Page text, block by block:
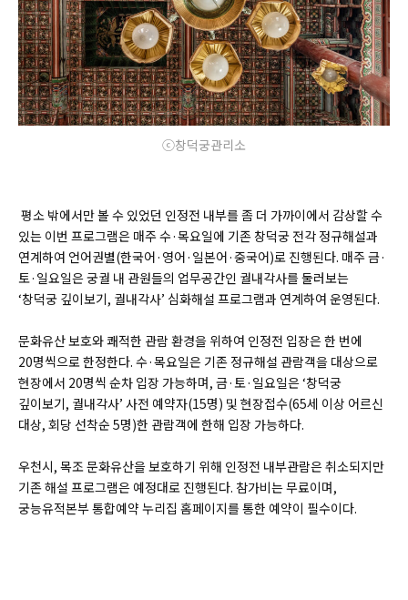
ⓒ창덕궁관리소
평소 밖에서만 볼 수 있었던 인정전 내부를 좀 더 가까이에서 감상할 수
있는 이번 프로그램은 매주 수·목요일에 기존 창덕궁 전각 정규해설과
연계하여 언어권별(한국어·영어·일본어·중국어)로 진행된다. 매주 금·
토·일요일은 궁궐 내 관원들의 업무공간인 궐내각사를 둘러보는
‘창덕궁 깊이보기, 궐내각사’ 심화해설 프로그램과 연계하여 운영된다.
문화유산 보호와 쾌적한 관람 환경을 위하여 인정전 입장은 한 번에
20명씩으로 한정한다. 수·목요일은 기존 정규해설 관람객을 대상으로
현장에서 20명씩 순차 입장 가능하며, 금·토·일요일은 ‘창덕궁
깊이보기, 궐내각사’ 사전 예약자(15명) 및 현장접수(65세 이상 어르신
대상, 회당 선착순 5명)한 관람객에 한해 입장 가능하다.
우천시, 목조 문화유산을 보호하기 위해 인정전 내부관람은 취소되지만
기존 해설 프로그램은 예정대로 진행된다. 참가비는 무료이며,
궁능유적본부 통합예약 누리집 홈페이지를 통한 예약이 필수이다.